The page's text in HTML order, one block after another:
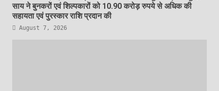
साय ने बुनकरों एवं शिल्पकारों को 10.90 करोड़ रुपये से अधिक की
सहायता एवं पुरस्कार राशि प्रदान की
August 7, 2026